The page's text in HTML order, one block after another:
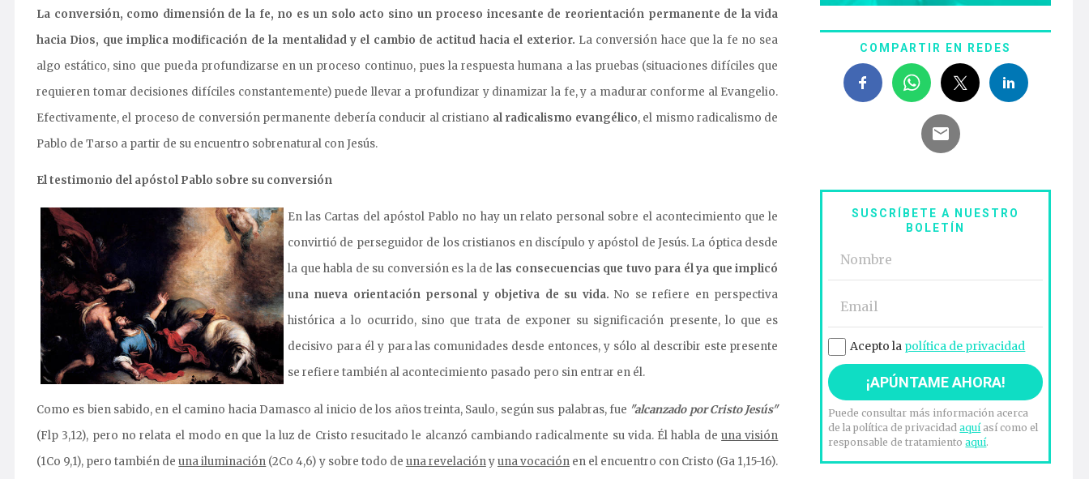
La conversión, como dimensión de la fe, no es un solo acto sino un proceso incesante de reorientación permanente de la vida
hacia Dios, que implica modificación de la mentalidad y el cambio de actitud hacia el exterior. La conversión hace que la fe no sea
algo estático, sino que pueda profundizarse en un proceso continuo, pues la respuesta humana a las pruebas (situaciones difíciles que
requieren tomar decisiones difíciles constantemente) puede llevar a profundizar y dinamizar la fe, y a madurar conforme al Evangelio.
Efectivamente, el proceso de conversión permanente debería conducir al cristiano al radicalismo evangélico, el mismo radicalismo de
Pablo de Tarso a partir de su encuentro sobrenatural con Jesús.
El testimonio del apóstol Pablo sobre su conversión
En las Cartas del apóstol Pablo no hay un relato personal sobre el acontecimiento que le
convirtió de perseguidor de los cristianos en discípulo y apóstol de Jesús. La óptica desde
la que habla de su conversión es la de las consecuencias que tuvo para él ya que implicó
una nueva orientación personal y objetiva de su vida. No se refiere en perspectiva
histórica a lo ocurrido, sino que trata de exponer su significación presente, lo que es
decisivo para él y para las comunidades desde entonces, y sólo al describir este presente
se refiere también al acontecimiento pasado pero sin entrar en él.
Como es bien sabido, en el camino hacia Damasco al inicio de los años treinta, Saulo, según sus palabras, fue "alcanzado por Cristo Jesús"
(Flp 3,12), pero no relata el modo en que la luz de Cristo resucitado le alcanzó cambiando radicalmente su vida. Él habla deuna visión
(1Co 9,1), pero también deuna iluminación (2Co 4,6) y sobre todo de una revelaciónyuna vocación en el encuentro con Cristo (Ga 1,15-16).
COMPARTIR EN REDES
SUSCRÍBETE A NUESTRO
BOLETÍN
Acepto la política de privacidad
Puede consultar más información acerca
de la política de privacidadaquíasí como el
responsable de tratamientoaquí.